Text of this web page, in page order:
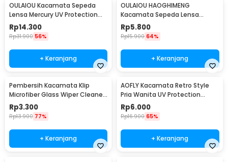
OULAIOU Kacamata Sepeda
Lensa Mercury UV Protection
Cycling Sunglasses - 9181
Rp14.300
Rp31.900 56%
+ Keranjang
OULAIOU HAOGHIMENG
Kacamata Sepeda Lensa
Mercury Cycling Outdoor Sport
- 3015
Rp5.800
Rp15.900 64%
+ Keranjang
Pembersih Kacamata Klip
Microfiber Glass Wiper Cleaner
Multifunction - TVA45
Rp3.300
Rp13.900 77%
+ Keranjang
AOFLY Kacamata Retro Style
Pria Wanita UV Protection
Sunglassses - 1125
Rp6.000
Rp16.900 65%
+ Keranjang